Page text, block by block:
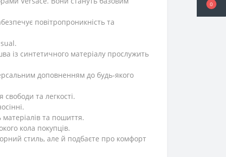
0
повітропроникність та
із синтетичного матеріалу прослужить
доповненням до будь-якого
та легкості.
та пошиття.
кола покупців.
стиль, але й подбаєте про комфорт